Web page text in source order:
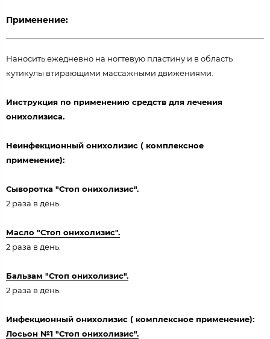
Применение:
Наносить ежедневно на ногтевую пластину и в область
кутикулы втирающими массажными движениями.
Инструкция по применению средств для лечения
онихолизиса.
Неинфекционный онихолизис ( комплексное
применение):
Сыворотка "Стоп онихолизис".
2 раза в день.
Масло "Стоп онихолизис".
2 раза в день.
Бальзам "Стоп онихолизис".
2 раза в день.
Инфекционный онихолизис ( комплексное применение):
Лосьон №1 "Стоп онихолизис".